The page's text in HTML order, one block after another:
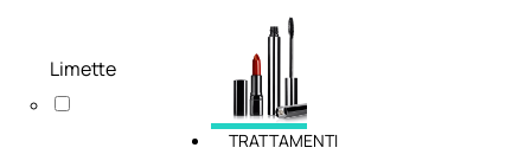
TRATTAMENTI
Limette